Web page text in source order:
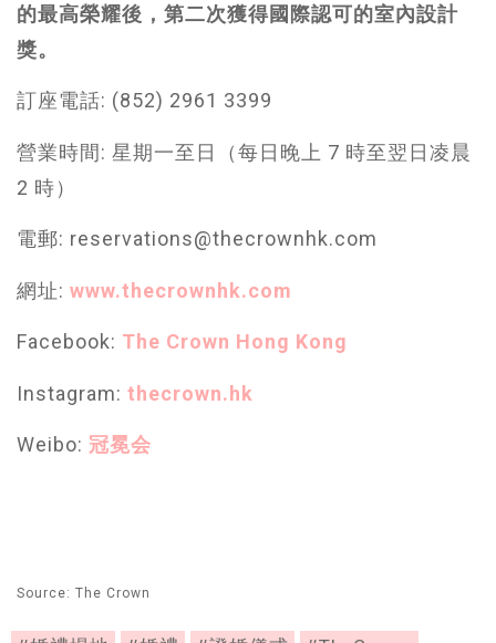
的最高榮耀後，第二次獲得國際認可的室內設計
獎。
訂座電話: (852) 2961 3399
營業時間: 星期一至日（每日晚上 7 時至翌日凌晨
2 時）
電郵: reservations@thecrownhk.com
網址: www.thecrownhk.com
Facebook: The Crown Hong Kong
Instagram: thecrown.hk
Weibo: 冠冕会
Source: The Crown